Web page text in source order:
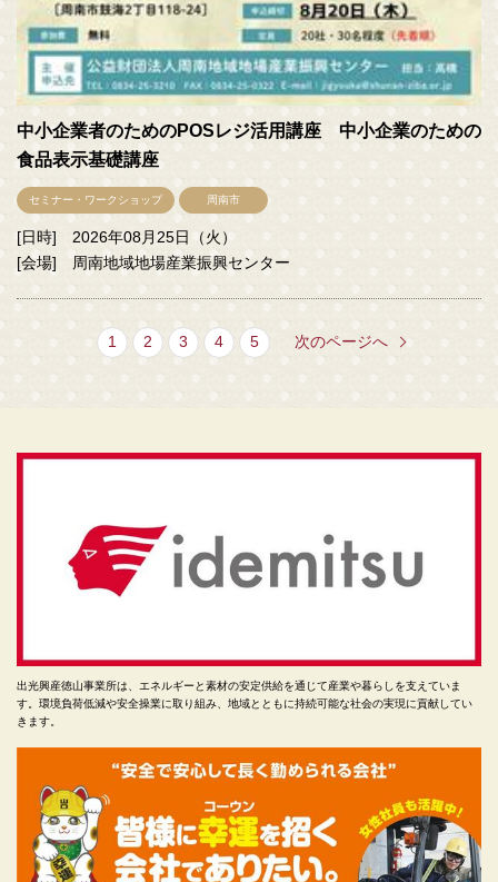
中小企業者のためのPOSレジ活用講座 中小企業のための
食品表示基礎講座
セミナー・ワークショップ 周南市
[日時] 2026年08月25日（火）
[会場] 周南地域地場産業振興センター
1 2 3 4 5 次のページへ
出光興産徳山事業所は、エネルギーと素材の安定供給を通じて産業や暮らしを支えていま
す。環境負荷低減や安全操業に取り組み、地域とともに持続可能な社会の実現に貢献してい
きます。